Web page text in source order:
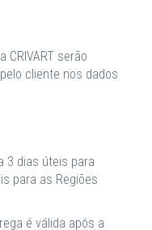
serão
cliente nos dados
3 dias úteis para
para as Regiões
é válida após a